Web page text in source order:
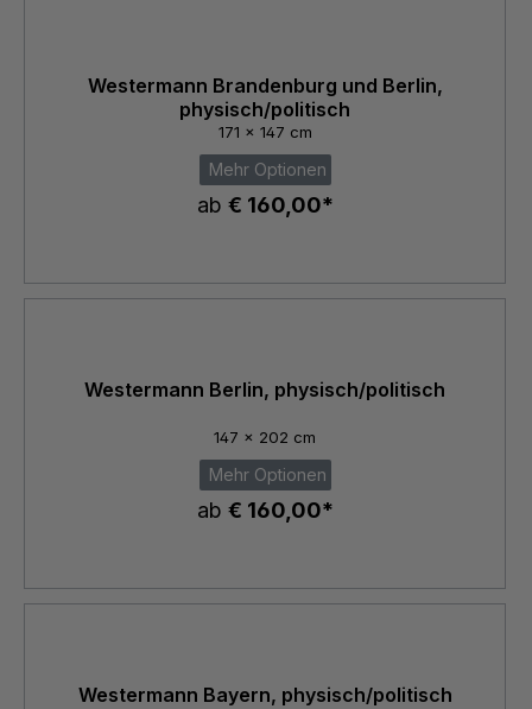
Westermann Brandenburg und Berlin,
physisch/politisch
171 x 147 cm
Mehr Optionen
ab € 160,00*
Westermann Berlin, physisch/politisch
147 x 202 cm
Mehr Optionen
ab € 160,00*
Westermann Bayern, physisch/politisch